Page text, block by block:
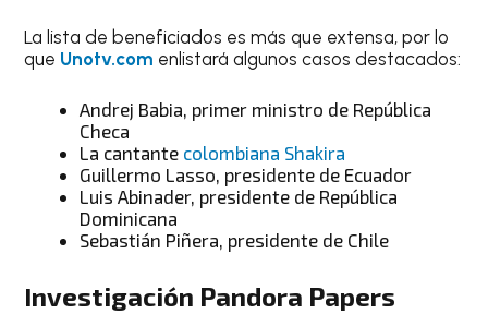
La lista de beneficiados es más que extensa, por lo
que Unotv.com enlistará algunos casos destacados:
Andrej Babia, primer ministro de República
Checa
La cantante colombiana Shakira
Guillermo Lasso, presidente de Ecuador
Luis Abinader, presidente de República
Dominicana
Sebastián Piñera, presidente de Chile
Investigación Pandora Papers